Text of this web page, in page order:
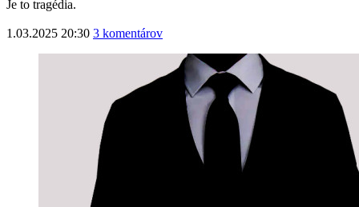
Je to tragédia.
1.03.2025 20:30 3 komentárov